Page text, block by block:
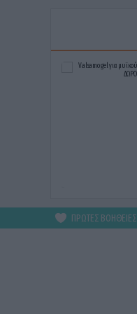
ΠΡΩΤΕΣ ΒΟΗΘΕΙΕΣ